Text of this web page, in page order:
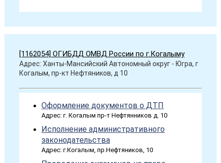
[1162054] ОГИБДД ОМВД России по г.Когалыму
Адрес: Ханты-Мансийский Автономный округ - Югра, г
Когалым, пр-кт Нефтяников, д 10
Оформление документов о ДТП
Адрес: г. Когалым пр-т Нефтянников д. 10
Исполнение административного
законодательства
Адрес: г.Когалым, пр.Нефтяников, 10